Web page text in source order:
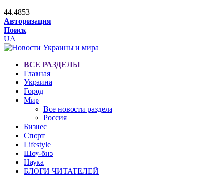
44.4853
Авторизация
Поиск
UA
ВСЕ РАЗДЕЛЫ
Главная
Украина
Город
Мир
Все новости раздела
Россия
Бизнес
Спорт
Lifestyle
Шоу-биз
Наука
БЛОГИ ЧИТАТЕЛЕЙ